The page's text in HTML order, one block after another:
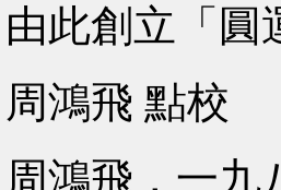
由此創立「圓
周鴻飛 點校
周鴻飛，一九